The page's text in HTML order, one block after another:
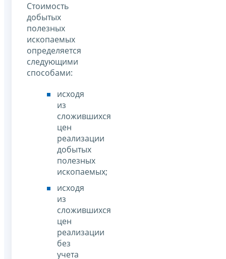
Стоимость
добытых
полезных
ископаемых
определяется
следующими
способами:
исходя
из
сложившихся
цен
реализации
добытых
полезных
ископаемых;
исходя
из
сложившихся
цен
реализации
без
учета